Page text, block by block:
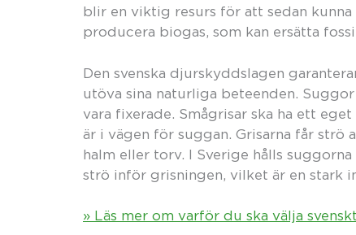
blir en viktig resurs för att sedan
producera biogas, som kan ersätta
Den svenska djurskyddslagen
utöva sina naturliga beteenden.
vara fixerade. Smågrisar ska ha ett
är i vägen för suggan. Grisarna får strö
halm eller torv. I Sverige hålls
strö inför grisningen, vilket är en stark
» Läs mer om varför du ska välja